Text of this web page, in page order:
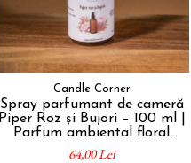
Candle Corner
Spray parfumant de cameră
Piper Roz și Bujori – 100 ml |
Parfum ambiental floral
premium
64,00 Lei